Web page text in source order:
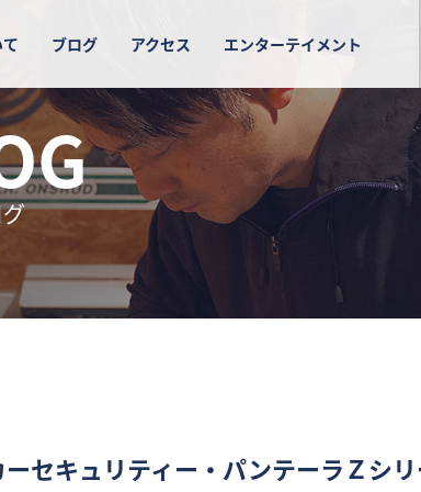
ブログ アクセス エンターテイメント
セキュリティー・パンテーラＺシ